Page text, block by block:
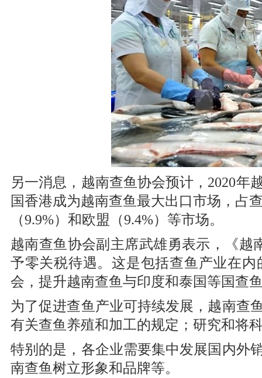
另一消息，越南查鱼协会预计，2020年
国香港成为越南查鱼最大出口市场，占
（9.9%）和欧盟（9.4%）等市场。
越南查鱼协会副主席武雄勇表示，《越
予零关税待遇。这是包括查鱼产业在
会，提升越南查鱼与印度和泰国等国查
为了促进查鱼产业可持续发展，越南查
有关查鱼养殖和加工的规定；研究和将
特别的是，各企业需要集中发展国内外
南查鱼树立形象和品牌等。